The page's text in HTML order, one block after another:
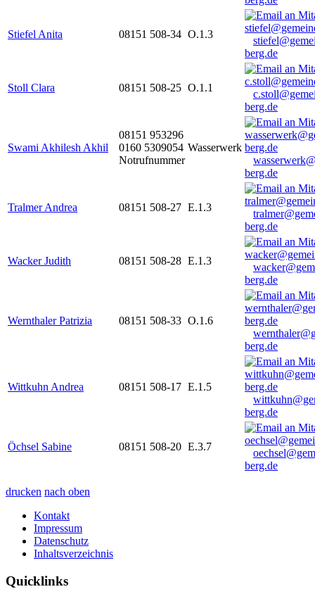
Stiefel Anita 08151 508-34 O.1.3
berg.de
Stoll Clara 08151 508-25 O.1.1
berg.de
Swami Akhilesh Akhil
08151 953296
0160 5309054
Notrufnummer
Wasserwerk
berg.de
Tralmer Andrea 08151 508-27 E.1.3
berg.de
Wacker Judith 08151 508-28 E.1.3
berg.de
Wernthaler Patrizia 08151 508-33 O.1.6
berg.de
Wittkuhn Andrea 08151 508-17 E.1.5
berg.de
Öchsel Sabine 08151 508-20 E.3.7
berg.de
drucken nach oben
Kontakt
Impressum
Datenschutz
Inhaltsverzeichnis
Quicklinks